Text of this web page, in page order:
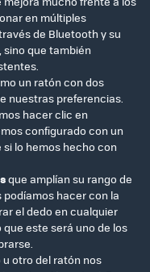
en múltiples
de Bluetooth y su
sino que también
un ratón con dos
nuestras preferencias.
hacer clic en
configurado con un
lo hemos hecho con
que amplían su rango de
hacer con la
el dedo en cualquier
este será uno de los
u otro del ratón nos